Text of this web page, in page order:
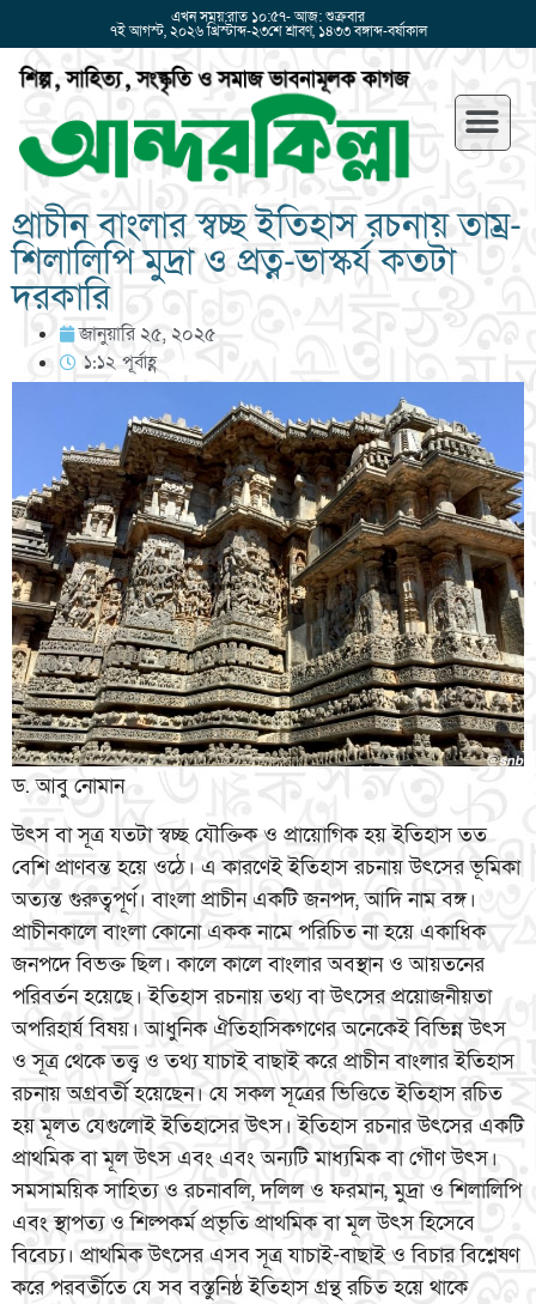
এখন সময়:রাত ১০:৫৭- আজ: শুক্রবার
৭ই আগস্ট, ২০২৬ খ্রিস্টাব্দ-২৩শে শ্রাবণ, ১৪৩৩ বঙ্গাব্দ-বর্ষাকাল
প্রাচীন বাংলার স্বচ্ছ ইতিহাস রচনায় তাম্র-
শিলালিপি মুদ্রা ও প্রত্ন-ভাস্কর্য কতটা
দরকারি
জানুয়ারি ২৫, ২০২৫
১:১২ পূর্বাহ্ণ
ড. আবু নোমান
উৎস বা সূত্র যতটা স্বচ্ছ যৌক্তিক ও প্রায়োগিক হয় ইতিহাস তত
বেশি প্রাণবন্ত হয়ে ওঠে। এ কারণেই ইতিহাস রচনায় উৎসের ভূমিকা
অত্যন্ত গুরুত্বপূর্ণ। বাংলা প্রাচীন একটি জনপদ, আদি নাম বঙ্গ।
প্রাচীনকালে বাংলা কোনো একক নামে পরিচিত না হয়ে একাধিক
জনপদে বিভক্ত ছিল। কালে কালে বাংলার অবস্থান ও আয়তনের
পরিবর্তন হয়েছে। ইতিহাস রচনায় তথ্য বা উৎসের প্রয়োজনীয়তা
অপরিহার্য বিষয়। আধুনিক ঐতিহাসিকগণের অনেকেই বিভিন্ন উৎস
ও সূত্র থেকে তত্ত্ব ও তথ্য যাচাই বাছাই করে প্রাচীন বাংলার ইতিহাস
রচনায় অগ্রবর্তী হয়েছেন। যে সকল সূত্রের ভিত্তিতে ইতিহাস রচিত
হয় মূলত যেগুলোই ইতিহাসের উৎস। ইতিহাস রচনার উৎসের একটি
প্রাথমিক বা মূল উৎস এবং এবং অন্যটি মাধ্যমিক বা গৌণ উৎস।
সমসাময়িক সাহিত্য ও রচনাবলি, দলিল ও ফরমান, মুদ্রা ও শিলালিপি
এবং স্থাপত্য ও শিল্পকর্ম প্রভৃতি প্রাথমিক বা মূল উৎস হিসেবে
বিবেচ্য। প্রাথমিক উৎসের এসব সূত্র যাচাই-বাছাই ও বিচার বিশ্লেষণ
করে পরবর্তীতে যে সব বস্তুনিষ্ঠ ইতিহাস গ্রন্থ রচিত হয়ে থাকে